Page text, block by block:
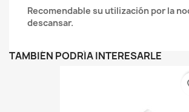
Recomendable su utilización por la
descansar.
TAMBIÉN PODRÍA INTERESARLE